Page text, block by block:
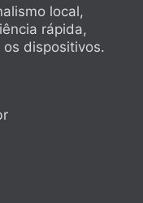
local,
rápida,
dispositivos.